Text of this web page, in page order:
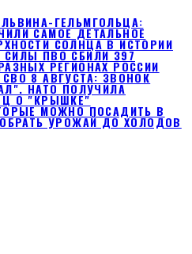
ГЕЛЬМГОЛЬЦА:
САМОЕ ДЕТАЛЬНОЕ
СОЛНЦА В ИСТОРИИ
ПВО СБИЛИ 397
РЕГИОНАХ РОССИИ
8 АВГУСТА: ЗВОНОК
НАТО ПОЛУЧИЛА
О "КРЫШКЕ"
МОЖНО ПОСАДИТЬ В
УРОЖАЙ ДО ХОЛОДОВ